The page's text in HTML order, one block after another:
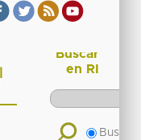
Buscar
en RI
Buscar